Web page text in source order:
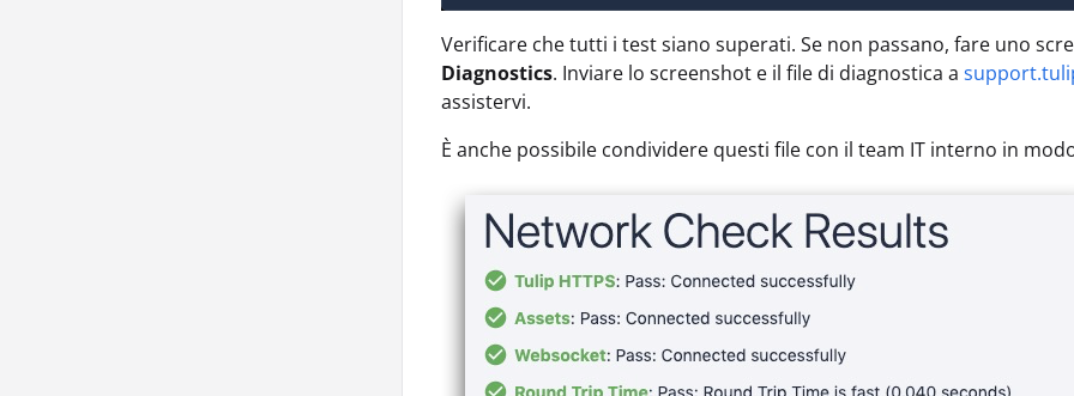
Verificare che tutti i test siano superati. Se non passano, fare uno
Diagnostics. Inviare lo screenshot e il file di diagnostica a
assistervi.
È anche possibile condividere questi file con il team IT interno in